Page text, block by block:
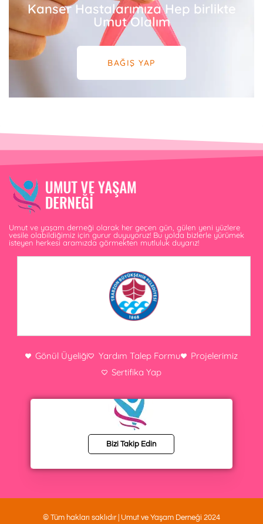
Kanser Hastalarımıza Hep birlikte
Umut Olalım
BAĞIŞ YAP
Umut ve yaşam derneği olarak her geçen gün, gülen yeni yüzlere
vesile olabildiğimiz için gurur duyuyoruz! Bu yolda bizlerle yürümek
isteyen herkesi aramızda görmekten mutluluk duyarız!
Gönül Üyeliği Yardım Talep Formu
Projelerimiz
Sertifika Yap
Bizi Takip Edin
© Tüm hakları saklıdır | Umut ve Yaşam Derneği 2024